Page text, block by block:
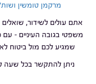
מרקמן טומשין
אתם עולים לשידור,
משפטי בגובה העיניים –
שמגיע לכם מול ביטוח
ניתן להתקשר בכל שעה